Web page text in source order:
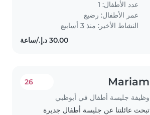
assisting with homework in a
calm and nurturing way...
عدد الأطفال: 1
عمر الأطفال: رضيع
النشاط الأخير: منذ 3 أسابيع
Mariam
وظيفة جليسة أطفال في أبوظبي
26
تبحث عائلتنا عن جليسة أطفال جديرة